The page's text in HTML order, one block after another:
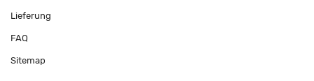
Lieferung
FAQ
Sitemap